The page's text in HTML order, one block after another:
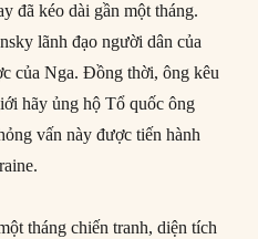
đã kéo dài gần một tháng.
lãnh đạo người dân của
của Nga. Đồng thời, ông kêu
hãy ủng hộ Tổ quốc ông
vấn này được tiến hành
tháng chiến tranh, diện tích